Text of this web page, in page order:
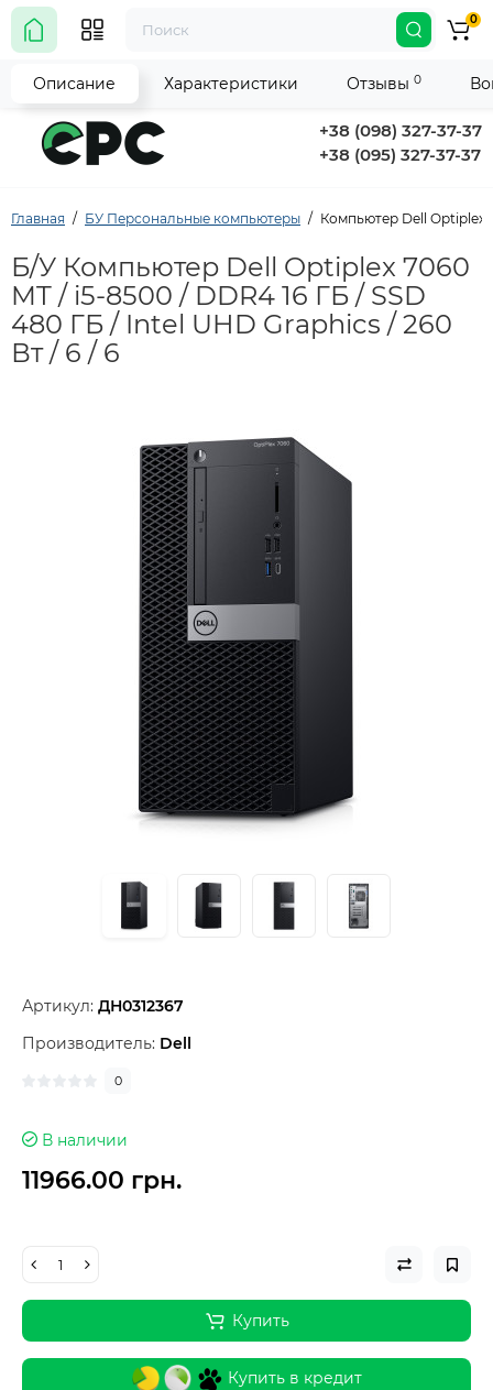
+38 (098) 327-37-37
+38 (095) 327-37-37
0
Главная БУ Персональные компьютеры Компьютер Dell Optiplex
Б/У Компьютер Dell Optiplex 7060
MT / i5-8500 / DDR4 16 ГБ / SSD
480 ГБ / Intel UHD Graphics / 260
Вт / 6 / 6
Артикул: ДН0312367
Производитель: Dell
0
В наличии
11966.00 грн.
Купить
Купить в кредит
Описание Характеристики Отзывы 0